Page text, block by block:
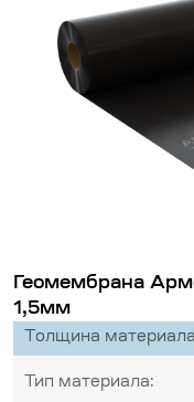
Геомембрана
1,5мм
Толщина
Тип материала: